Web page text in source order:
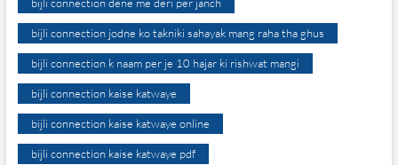
bijli connection jodne ko takniki sahayak mang raha tha ghus
bijli connection k naam per je 10 hajar ki rishwat mangi
bijli connection kaise katwaye
bijli connection kaise katwaye online
bijli connection kaise katwaye pdf